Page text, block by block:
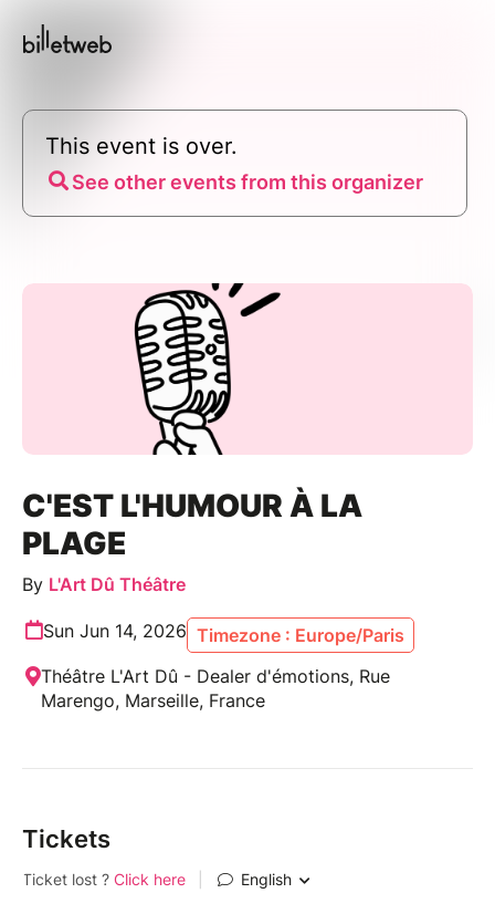
This event is over.
See other events from this organizer
C'EST L'HUMOUR À LA
PLAGE
By L'Art Dû Théâtre
Sun Jun 14, 2026 Timezone : Europe/Paris
Théâtre L'Art Dû - Dealer d'émotions, Rue
Marengo, Marseille, France
Tickets